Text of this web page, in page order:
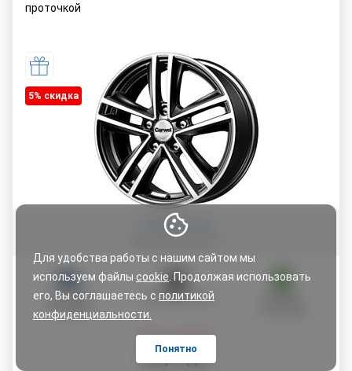
Для удобства работы с нашим сайтом мы
используем файлы cookie . Продолжая использовать
его, Вы соглашаетесь с политикой
конфиденциальности.
Понятно
проточкой
5% cкидка
Оставить отзыв
ДОСТАВКА
ПО АДРЕСУ
ОПЛАТА ЧАСТЯМИ
Цена со скидкой:
299,